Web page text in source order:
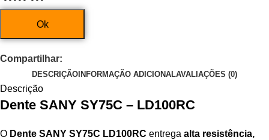
Ok
Compartilhar:
DESCRIÇÃO INFORMAÇÃO ADICIONALAVALIAÇÕES (0)
Descrição
Dente SANY SY75C – LD100RC
O Dente SANY SY75C LD100RC entrega alta resistência,